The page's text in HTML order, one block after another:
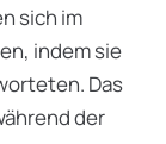
sich im
indem sie
Das
der